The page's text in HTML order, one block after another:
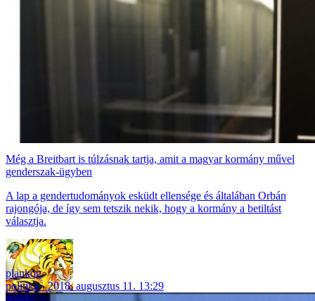
Még a Breitbart is túlzásnak tartja, amit a magyar kormány művel
genderszak-ügyben
A lap a gendertudományok esküdt ellensége és általában Orbán
rajongója, de így sem tetszik nekik, hogy a kormány a betiltást
választja.
plankog
politika
2018. augusztus 11. 13:29